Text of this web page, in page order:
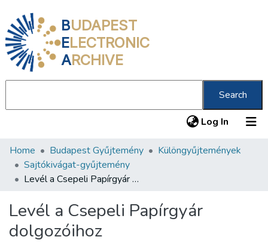
BUDAPEST
ELECTRONIC
ARCHIVE
Search
Log In (current)
Communities & Collections
All of DSpace
About us
Home Budapest Gyűjtemény
Különgyűjtemények
Sajtókivágat-gyűjtemény
Levél a Csepeli Papírgyár dolgozóihoz
Levél a Csepeli Papírgyár
dolgozóihoz